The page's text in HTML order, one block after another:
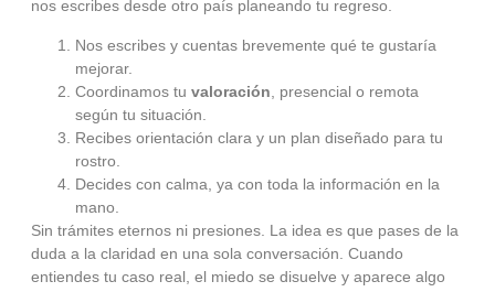
nos escribes desde otro país planeando tu regreso.
Nos escribes y cuentas brevemente qué te gustaría
mejorar.
Coordinamos tu valoración , presencial o remota
según tu situación.
Recibes orientación clara y un plan diseñado para tu
rostro.
Decides con calma, ya con toda la información en la
mano.
Sin trámites eternos ni presiones. La idea es que pases de la
duda a la claridad en una sola conversación. Cuando
entiendes tu caso real, el miedo se disuelve y aparece algo